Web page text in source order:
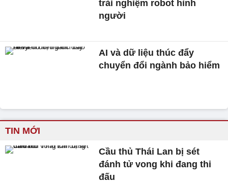
trải nghiệm robot hình
người
AI và dữ liệu thúc đẩy
chuyển đổi ngành bảo hiểm
TIN MỚI
Cầu thủ Thái Lan bị sét
đánh tử vong khi đang thi
đấu